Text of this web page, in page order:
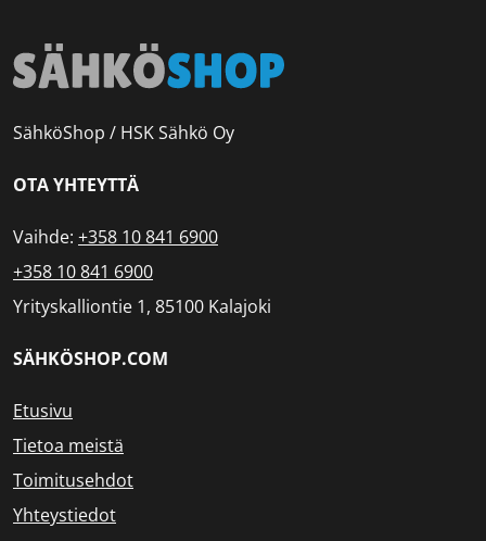
SähköShop / HSK Sähkö Oy
OTA YHTEYTTÄ
Vaihde: +358 10 841 6900
+358 10 841 6900
Yrityskalliontie 1, 85100 Kalajoki
SÄHKÖSHOP.COM
Etusivu
Tietoa meistä
Toimitusehdot
Yhteystiedot